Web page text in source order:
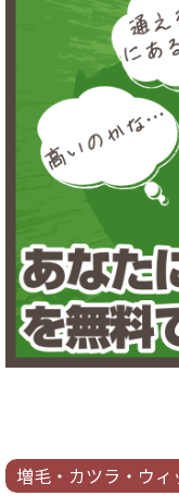
増毛・カツラ・ウィ